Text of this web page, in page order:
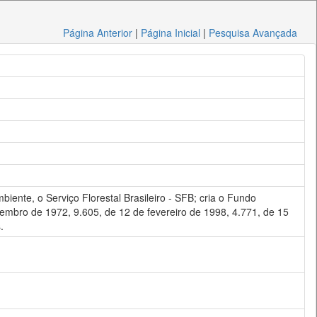
Página Anterior | Página Inicial | Pesquisa Avançada
o Serviço Florestal Brasileiro - SFB; cria o Fundo
de 1972, 9.605, de 12 de fevereiro de 1998, 4.771, de 15